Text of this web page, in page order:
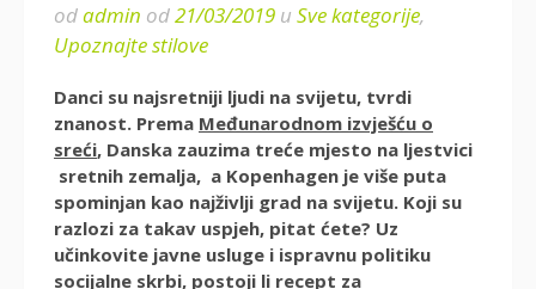
odadmin od21/03/2019 u Sve kategorije,
Upoznajte stilove
Danci su najsretniji ljudi na svijetu, tvrdi
znanost. Prema Međunarodnom izvješću o
sreći, Danska zauzima treće mjesto na ljestvici
sretnih zemalja, a Kopenhagen je više puta
spominjan kao najživlji grad na svijetu. Koji su
razlozi za takav uspjeh, pitat ćete? Uz
učinkovite javne usluge i ispravnu politiku
socijalne skrbi, postoji li recept za